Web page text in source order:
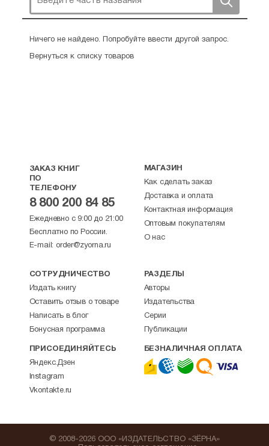
Ничего не найдено. Попробуйте ввести другой запрос.
Вернуться к списку товаров
ЗАКАЗ КНИГ
ПО
ТЕЛЕФОНУ
8 800 200 84 85
Ежедневно с 9:00 до 21:00
Бесплатно по России.
E-mail: order@zyorna.ru
МАГАЗИН
Как сделать заказ
Доставка и оплата
Контактная информация
Оптовым покупателям
О нас
СОТРУДНИЧЕСТВО
Издать книгу
Оставить отзыв о товаре
Написать в блог
Бонусная программа
РАЗДЕЛЫ
Авторы
Издательства
Серии
Публикации
ПРИСОЕДИНЯЙТЕСЬ
Яндекс.Дзен
Instagram
Vkontakte.ru
БЕЗНАЛИЧНАЯ ОПЛАТА
© 2008-2026 ООО «ИЗДАТЕЛЬСТВО «ЗЁРНА»